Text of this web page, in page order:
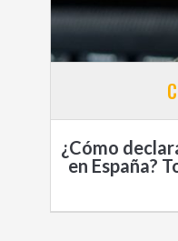
¿Cómo
en España?